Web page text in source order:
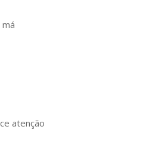
atenção